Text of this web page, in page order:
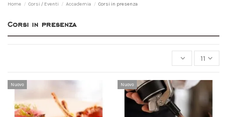
Home Corsi / Eventi Accademia Corsi in presenza
Corsi in presenza
11
Nuovo Nuovo